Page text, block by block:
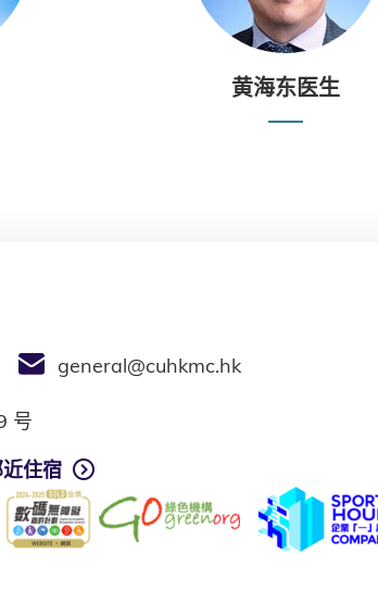
黄海东医生
general@cuhkmc.hk
号
住宿